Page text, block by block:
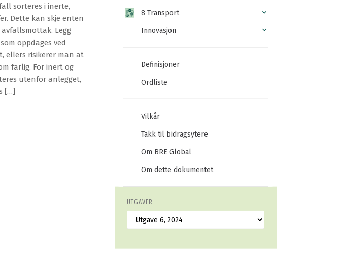
sorteres i inerte,
Dette kan skje enten
Legg
oppdages ved
ellers risikerer man at
farlig. For inert og
utenfor anlegget,
[…]
8 Transport
Innovasjon
Definisjoner
Ordliste
Vilkår
Takk til bidragsytere
Om BRE Global
Om dette dokumentet
UTGAVER